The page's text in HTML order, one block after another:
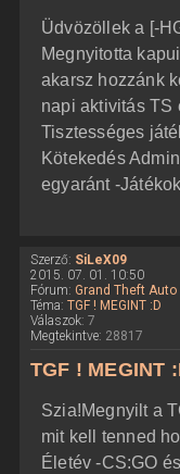
Üdvözöllek a [-
Megnyitotta
akarsz hozzánk
napi aktivitás TS
Tisztességes
Kötekedés
egyaránt -
Szerző: SiLeX09
2015. 07. 01. 10:50
Fórum: Grand Theft Auto
Téma: TGF ! MEGINT :D
Válaszok: 7
Megtekintve: 28817
TGF ! MEGINT
Szia!Megnyilt a
mit kell tenned
Életév -CS:GO